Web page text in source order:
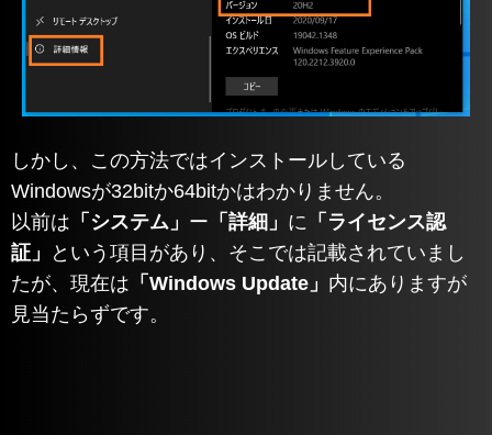
しかし、この方法ではインストールしている
Windowsが32bitか64bitかはわかりません。
以前は 「システム」 ー 「詳細」 に 「ライセンス認
証」
という項目があり、そこでは記載されていまし
たが、現在は 「Windows Update」 内にありますが
見当たらずです。